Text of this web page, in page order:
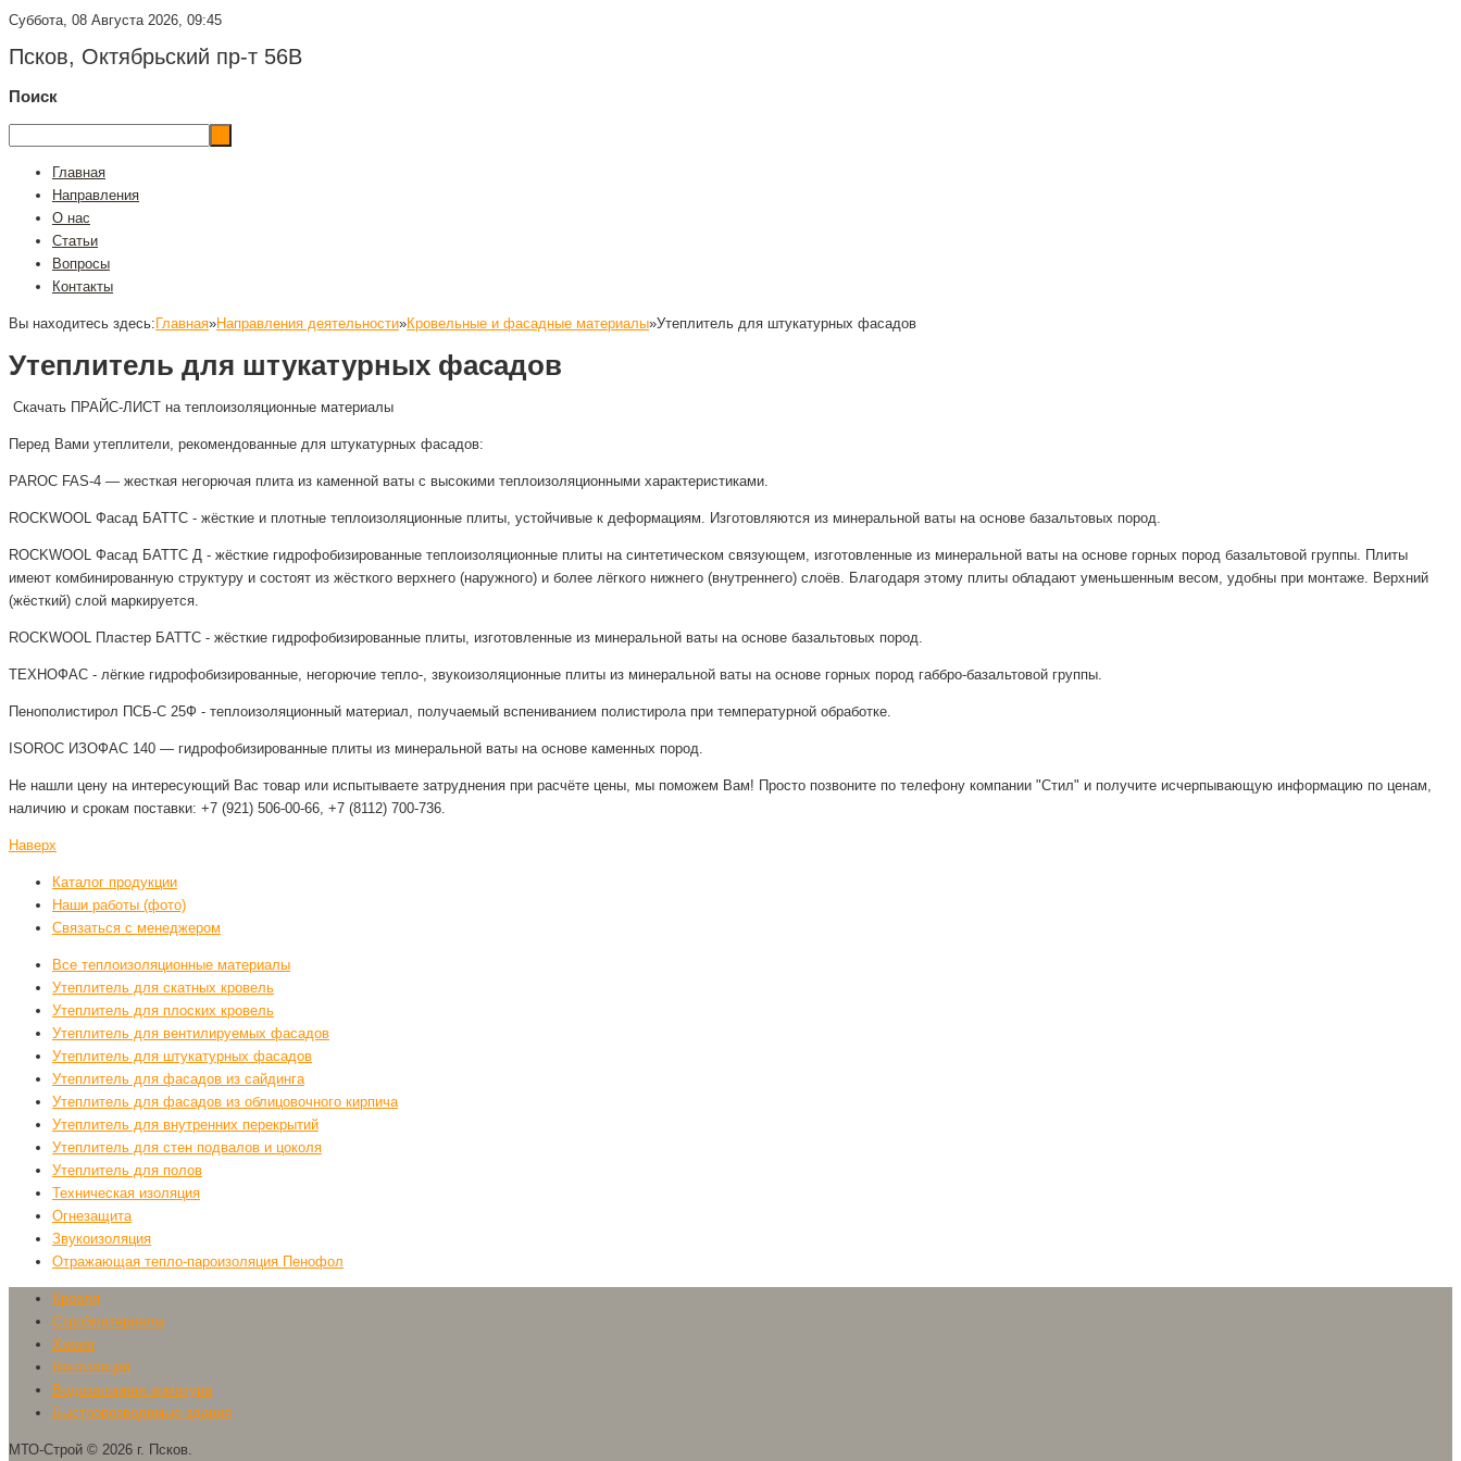
Суббота, 08 Августа 2026, 09:45
Псков, Октябрьский пр-т 56В
Поиск
Главная
Направления
О нас
Статьи
Вопросы
Контакты
Вы находитесь здесь: Главная»Направления деятельности»Кровельные и фасадные материалы»Утеплитель для штукатурных фасадов
Утеплитель для штукатурных фасадов
Скачать ПРАЙС-ЛИСТ на теплоизоляционные материалы
Перед Вами утеплители, рекомендованные для штукатурных фасадов:
PAROC FAS-4 — жесткая негорючая плита из каменной ваты с высокими теплоизоляционными характеристиками.
ROCKWOOL Фасад БАТТС - жёсткие и плотные теплоизоляционные плиты, устойчивые к деформациям. Изготовляются из минеральной ваты на основе базальтовых пород.
ROCKWOOL Фасад БАТТС Д - жёсткие гидрофобизированные теплоизоляционные плиты на синтетическом связующем, изготовленные из минеральной ваты на основе горных пород базальтовой группы. Плиты
имеют комбинированную структуру и состоят из жёсткого верхнего (наружного) и более лёгкого нижнего (внутреннего) слоёв. Благодаря этому плиты обладают уменьшенным весом, удобны при монтаже. Верхний
(жёсткий) слой маркируется.
ROCKWOOL Пластер БАТТС - жёсткие гидрофобизированные плиты, изготовленные из минеральной ваты на основе базальтовых пород.
ТЕХНОФАС - лёгкие гидрофобизированные, негорючие тепло-, звукоизоляционные плиты из минеральной ваты на основе горных пород габбро-базальтовой группы.
Пенополистирол ПСБ-С 25Ф - теплоизоляционный материал, получаемый вспениванием полистирола при температурной обработке.
ISOROC ИЗОФАС 140 — гидрофобизированные плиты из минеральной ваты на основе каменных пород.
Не нашли цену на интересующий Вас товар или испытываете затруднения при расчёте цены, мы поможем Вам! Просто позвоните по телефону компании "Стил" и получите исчерпывающую информацию по ценам,
наличию и срокам поставки: +7 (921) 506-00-66, +7 (8112) 700-736.
Наверх
Каталог продукции
Наши работы (фото)
Связаться с менеджером
Все теплоизоляционные материалы
Утеплитель для скатных кровель
Утеплитель для плоских кровель
Утеплитель для вентилируемых фасадов
Утеплитель для штукатурных фасадов
Утеплитель для фасадов из сайдинга
Утеплитель для фасадов из облицовочного кирпича
Утеплитель для внутренних перекрытий
Утеплитель для стен подвалов и цоколя
Утеплитель для полов
Техническая изоляция
Огнезащита
Звукоизоляция
Отражающая тепло-пароизоляция Пенофол
Кровля
Стройматериалы
Химия
Вентиляция
Водозапорная арматура
Быстровозводимые здания
МТО-Строй © 2026 г. Псков.